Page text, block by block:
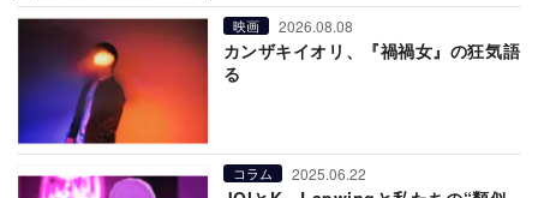
映画 2026.08.08
カンザキイオリ、『禍禍女』の狂気語
る
コラム 2025.06.22